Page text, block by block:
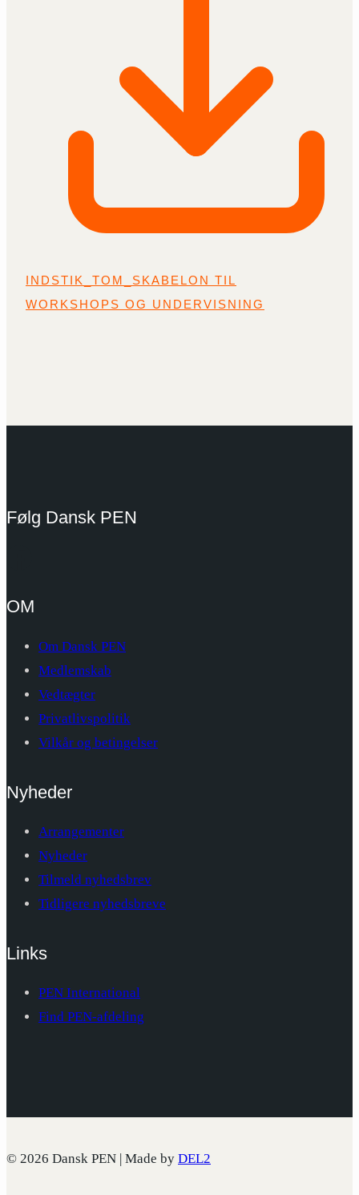
INDSTIK_TOM_SKABELON TIL
WORKSHOPS OG UNDERVISNING
Følg Dansk PEN
OM
Om Dansk PEN
Medlemskab
Vedtægter
Privatlivspolitik
Vilkår og betingelser
Nyheder
Arrangementer
Nyheder
Tilmeld nyhedsbrev
Tidligere nyhedsbreve
Links
PEN International
Find PEN-afdeling
© 2026 Dansk PEN | Made by DEL2